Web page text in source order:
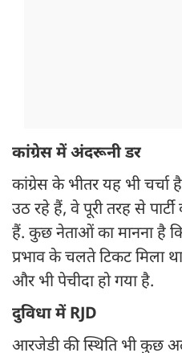
कांग्रेस में अंदरूनी डर
कांग्रेस के भीतर यह भी चर्चा
उठ रहे हैं, वे पूरी तरह से
हैं. कुछ नेताओं का मानना है
प्रभाव के चलते टिकट मिला
और भी पेचीदा हो गया है.
दुविधा में RJD
आरजेडी की स्थिति भी कुछ